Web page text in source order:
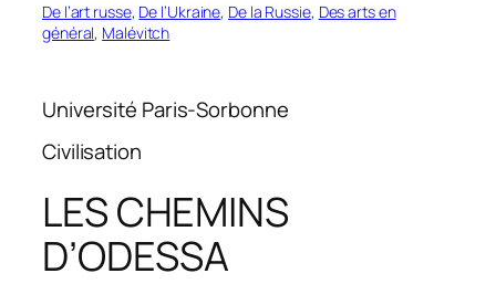
De l’art russe, De l’Ukraine, De la Russie, Des arts en
général, Malévitch
Université Paris-Sorbonne
Civilisation
LES CHEMINS
D’ODESSA